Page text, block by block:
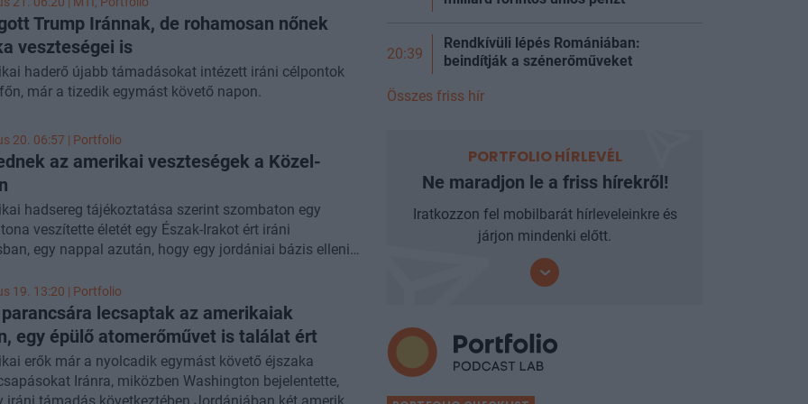
az Egyesült Államok és Irán közötti feszültség
közepette került sor, miután Donald Trump
nyilvánította az Iránnal kötött tűzszünetet - írta a
Trump Iránnak, de rohamosan nőnek
veszteségei is
haderő újabb támadásokat intézett iráni célpontok
már a tizedik egymást követő napon.
20. 06:57 | Portfolio
az amerikai veszteségek a Közel-
hadsereg tájékoztatása szerint szombaton egy
veszítette életét egy Észak-Irakot ért iráni
egy nappal azután, hogy egy jordániai bázis elleni
már nyolcadik napja tart, miután a néhány
megkötött előzetes tűzszünet összeomlott, és
egyre súlyosabb csapásokkal sújtja a másikat - írta a
19. 13:20 | Portfolio
lecsaptak az amerikaiak
egy épülő atomerőművet is találat ért
erők már a nyolcadik egymást követő éjszaka
Iránra, miközben Washington bejelentette,
20:39
Rendkívüli lépés Romániában:
beindítják a szénerőműveket
Összes friss hír
PORTFOLIO HÍRLEVÉL
Ne maradjon le a friss hírekről!
Iratkozzon fel mobilbarát hírleveleinkre és
járjon mindenki előtt.